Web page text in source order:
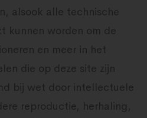
alsook alle technische
kunnen worden om de
en meer in het
die op deze site zijn
bij wet door intellectuele
reproductie, herhaling,